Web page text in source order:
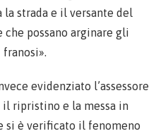
strada e il versante del
possano arginare gli
evidenziato l’assessore
il ripristino e la messa in
si è verificato il fenomeno